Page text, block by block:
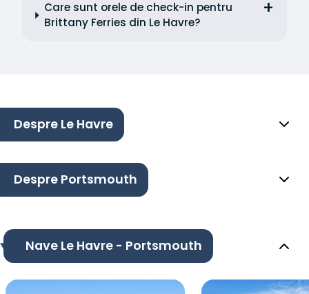
Care sunt orele de check-in pentru
Brittany Ferries din Le Havre?
Despre Le Havre
Despre Portsmouth
Nave Le Havre - Portsmouth